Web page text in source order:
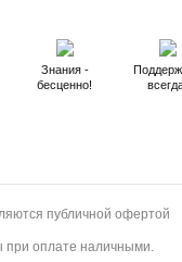
Знания -
бесценно!
публичной офертой
при оплате наличными.